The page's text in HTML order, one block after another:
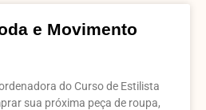
e Movimento
do Curso de Estilista
sua próxima peça de roupa,